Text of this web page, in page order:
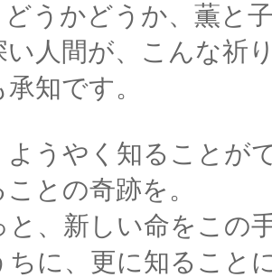
うかどうか、薫と
い人間が、こんな祈
知です。
ようやく知ることが
との奇跡を。
と、新しい命をこの
ちに、更に知ること